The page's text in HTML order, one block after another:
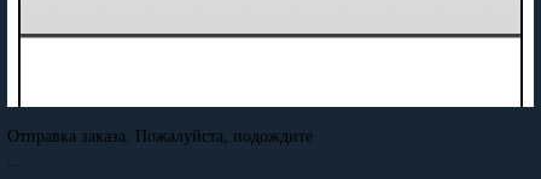
Отправка заказа. Пожалуйста, подождите
...